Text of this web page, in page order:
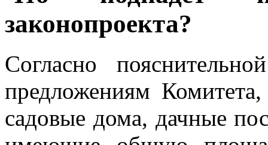
законопроекта?
Согласно
предложениям
садовые дома, дачные